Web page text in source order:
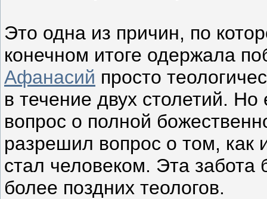
Это одна из причин, по
конечном итоге одержала
Афанасий просто
в течение двух столетий.
вопрос о полной
разрешил вопрос о том, как
стал человеком. Эта
более поздних теологов.